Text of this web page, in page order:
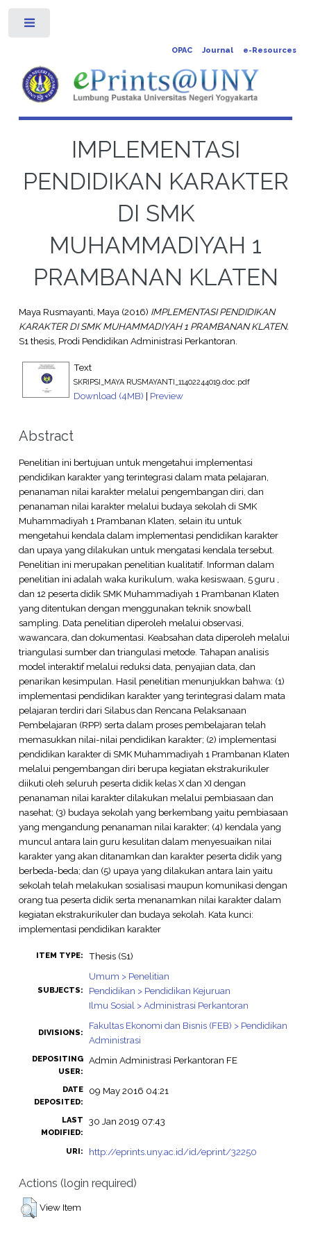
OPAC Journal e-Resources
IMPLEMENTASI
PENDIDIKAN KARAKTER
DI SMK
MUHAMMADIYAH 1
PRAMBANAN KLATEN
Maya Rusmayanti, Maya(2016) IMPLEMENTASI PENDIDIKAN
KARAKTER DI SMK MUHAMMADIYAH 1 PRAMBANAN KLATEN.
S1 thesis, Prodi Pendidikan Administrasi Perkantoran.
Text
SKRIPSI_MAYA RUSMAYANTI_11402244019.doc.pdf
Download (4MB) | Preview
Abstract
Penelitian ini bertujuan untuk mengetahui implementasi
pendidikan karakter yang terintegrasi dalam mata pelajaran,
penanaman nilai karakter melalui pengembangan diri, dan
penanaman nilai karakter melalui budaya sekolah di SMK
Muhammadiyah 1 Prambanan Klaten, selain itu untuk
mengetahui kendala dalam implementasi pendidikan karakter
dan upaya yang dilakukan untuk mengatasi kendala tersebut.
Penelitian ini merupakan penelitian kualitatif. Informan dalam
penelitian ini adalah waka kurikulum, waka kesiswaan, 5 guru ,
dan 12 peserta didik SMK Muhammadiyah 1 Prambanan Klaten
yang ditentukan dengan menggunakan teknik snowball
sampling. Data penelitian diperoleh melalui observasi,
wawancara, dan dokumentasi. Keabsahan data diperoleh melalui
triangulasi sumber dan triangulasi metode. Tahapan analisis
model interaktif melalui reduksi data, penyajian data, dan
penarikan kesimpulan. Hasil penelitian menunjukkan bahwa: (1)
implementasi pendidikan karakter yang terintegrasi dalam mata
pelajaran terdiri dari Silabus dan Rencana Pelaksanaan
Pembelajaran (RPP) serta dalam proses pembelajaran telah
memasukkan nilai-nilai pendidikan karakter; (2) implementasi
pendidikan karakter di SMK Muhammadiyah 1 Prambanan Klaten
melalui pengembangan diri berupa kegiatan ekstrakurikuler
diikuti oleh seluruh peserta didik kelas X dan XI dengan
penanaman nilai karakter dilakukan melalui pembiasaan dan
nasehat; (3) budaya sekolah yang berkembang yaitu pembiasaan
yang mengandung penanaman nilai karakter; (4) kendala yang
muncul antara lain guru kesulitan dalam menyesuaikan nilai
karakter yang akan ditanamkan dan karakter peserta didik yang
berbeda-beda; dan (5) upaya yang dilakukan antara lain yaitu
sekolah telah melakukan sosialisasi maupun komunikasi dengan
orang tua peserta didik serta menanamkan nilai karakter dalam
kegiatan ekstrakurikuler dan budaya sekolah. Kata kunci:
implementasi pendidikan karakter
ITEM TYPE: Thesis (S1)
SUBJECTS:
Umum > Penelitian
Pendidikan > Pendidikan Kejuruan
Ilmu Sosial > Administrasi Perkantoran
DIVISIONS:
Fakultas Ekonomi dan Bisnis (FEB) > Pendidikan
Administrasi
DEPOSITING
USER:
Admin Administrasi Perkantoran FE
DATE
DEPOSITED:
09 May 2016 04:21
LAST
MODIFIED:
30 Jan 2019 07:43
URI: http://eprints.uny.ac.id/id/eprint/32250
Actions (login required)
View Item